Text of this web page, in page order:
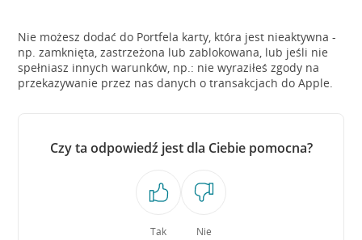
Nie możesz dodać do Portfela karty, która jest nieaktywna -
np. zamknięta, zastrzeżona lub zablokowana, lub jeśli nie
spełniasz innych warunków, np.: nie wyraziłeś zgody na
przekazywanie przez nas danych o transakcjach do Apple.
Czy ta odpowiedź jest dla Ciebie pomocna?
Tak Nie